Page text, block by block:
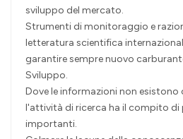
sviluppo del mercato.
Strumenti di monitoraggio e
letteratura scientifica
garantire sempre nuovo
Sviluppo.
Dove le informazioni non
l'attività di ricerca ha il compito
importanti.